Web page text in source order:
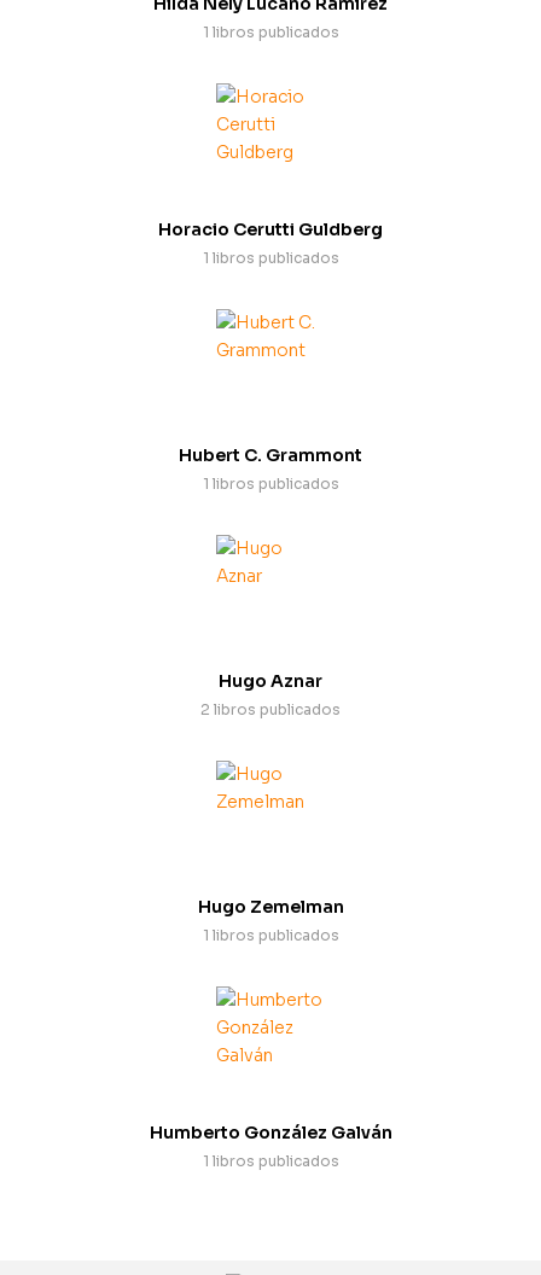
1 libros publicados
Horacio Cerutti Guldberg
1 libros publicados
Hubert C. Grammont
1 libros publicados
Hugo Aznar
2 libros publicados
Hugo Zemelman
1 libros publicados
Humberto González Galván
1 libros publicados